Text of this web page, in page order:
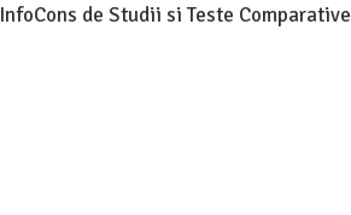
de Studii si Teste Comparative